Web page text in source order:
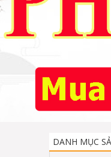
DANH MỤC